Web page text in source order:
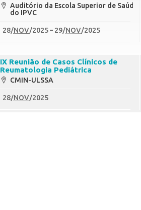
Auditório da Escola Superior de Saúde
do IPVC
28/NOV/2025 29/NOV/2025
IX Reunião de Casos Clínicos de
Reumatologia Pediátrica
CMIN-ULSSA
28/NOV/2025